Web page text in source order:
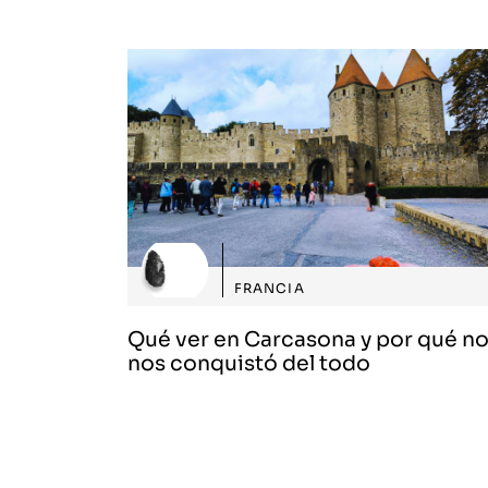
FRANCIA
Qué ver en Carcasona y por qué no
nos conquistó del todo